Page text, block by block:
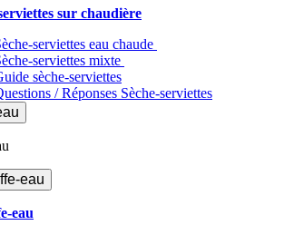
sur chaudière
serviettes eau chaude
serviettes mixte
sèche-serviettes
/ Réponses Sèche-serviettes
eau
eau